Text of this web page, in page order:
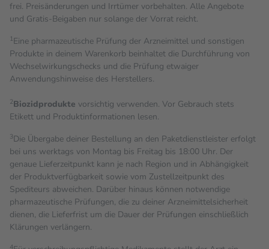
frei. Preisänderungen und Irrtümer vorbehalten. Alle Angebote
und Gratis-Beigaben nur solange der Vorrat reicht.
1Eine pharmazeutische Prüfung der Arzneimittel und sonstigen
Produkte in deinem Warenkorb beinhaltet die Durchführung von
Wechselwirkungschecks und die Prüfung etwaiger
Anwendungshinweise des Herstellers.
2Biozidprodukte vorsichtig verwenden. Vor Gebrauch stets
Etikett und Produktinformationen lesen.
3Die Übergabe deiner Bestellung an den Paketdienstleister erfolgt
bei uns werktags von Montag bis Freitag bis 18:00 Uhr. Der
genaue Lieferzeitpunkt kann je nach Region und in Abhängigkeit
der Produktverfügbarkeit sowie vom Zustellzeitpunkt des
Spediteurs abweichen. Darüber hinaus können notwendige
pharmazeutische Prüfungen, die zu deiner Arzneimittelsicherheit
dienen, die Lieferfrist um die Dauer der Prüfungen einschließlich
Klärungen verlängern.
4